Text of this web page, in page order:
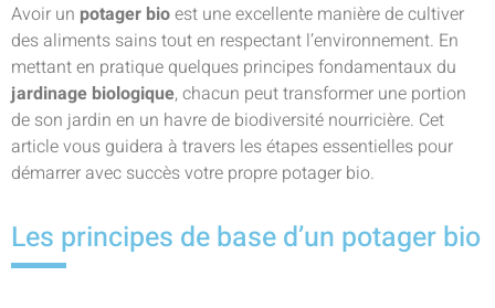
Avoir un potager bioest une excellente manière de cultiver
des aliments sains tout en respectant l’environnement. En
mettant en pratique quelques principes fondamentaux du
jardinage biologique, chacun peut transformer une portion
de son jardin en un havre de biodiversité nourricière. Cet
article vous guidera à travers les étapes essentielles pour
démarrer avec succès votre propre potager bio.
Les principes de base d’un potager bio